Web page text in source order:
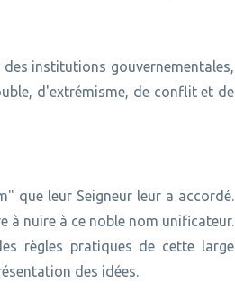
institutions gouvernementales,
d'extrémisme, de conflit et de
que leur Seigneur leur a accordé.
à nuire à ce noble nom unificateur.
règles pratiques de cette large
des idées.